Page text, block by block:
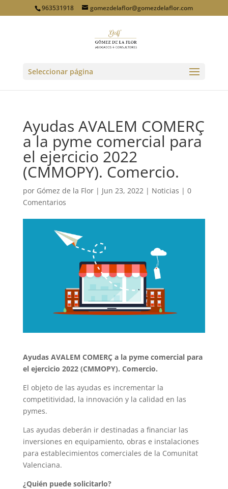
963531918 gomezdelaflor@gomezdelaflor.com
Seleccionar página
Ayudas AVALEM COMERÇ
a la pyme comercial para
el ejercicio 2022
(CMMOPY). Comercio.
por Gómez de la Flor| Jun 23, 2022| Noticias | 0
Comentarios
Ayudas AVALEM COMERÇ a la pyme comercial para
el ejercicio 2022 (CMMOPY). Comercio.
El objeto de las ayudas es incrementar la
competitividad, la innovación y la calidad en las
pymes.
Las ayudas deberán ir destinadas a financiar las
inversiones en equipamiento, obras e instalaciones
para establecimientos comerciales de la Comunitat
Valenciana.
¿Quién puede solicitarlo?